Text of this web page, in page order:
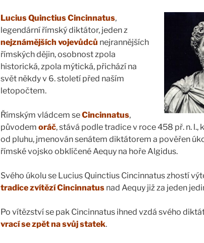
Lucius Quinctius Cincinnatus,
legendární římský diktátor, jeden z
nejznámějších vojevůdců nejrannějších
římských dějin, osobnost zpola
historická, zpola mýtická, přichází na
svět někdy v 6. století před naším
letopočtem.
Římským vládcem seCincinnatus,
původem oráč, stává podle tradice v roce 458 př. n. l.,
od pluhu, jmenován senátem diktátorem a pověřen
římské vojsko obklíčené Aequy na hoře Algidus.
Svého úkolu se Lucius Quinctius Cincinnatus zhostí
tradice zvítězí Cincinnatus nad Aequy již za jeden
Po vítězství se pak Cincinnatus ihned vzdá svého
vrací se zpět na svůj statek.